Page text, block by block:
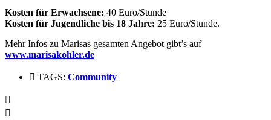
Kosten für Erwachsene: 40 Euro/Stunde
Kosten für Jugendliche bis 18 Jahre: 25 Euro/Stunde.
Mehr Infos zu Marisas gesamten Angebot gibt’s auf
www.marisakohler.de
TAGS: Community